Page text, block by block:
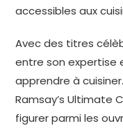
accessibles aux
Avec des titres
entre son expertise
apprendre à
Ramsay’s Ultimate
figurer parmi les